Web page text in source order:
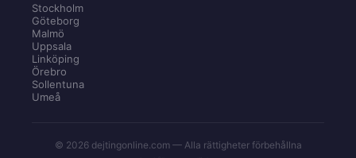
Stockholm
Göteborg
Malmö
Uppsala
Linköping
Örebro
Sollentuna
Umeå
© 2026 dejtingonline.com — Alla rättigheter förbehållna